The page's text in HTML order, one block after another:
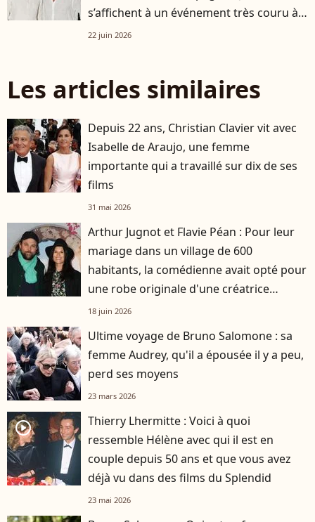
s’affichent à un événement très couru à
Paris
22 juin 2026
Les articles similaires
Depuis 22 ans, Christian Clavier vit avec
Isabelle de Araujo, une femme
importante qui a travaillé sur dix de ses
films
31 mai 2026
Arthur Jugnot et Flavie Péan : Pour leur
mariage dans un village de 600
habitants, la comédienne avait opté pour
une robe originale d'une créatrice
française
18 juin 2026
Ultime voyage de Bruno Salomone : sa
femme Audrey, qu'il a épousée il y a peu,
perd ses moyens
23 mars 2026
player2
Thierry Lhermitte : Voici à quoi
ressemble Hélène avec qui il est en
couple depuis 50 ans et que vous avez
déjà vu dans des films du Splendid
23 mai 2026